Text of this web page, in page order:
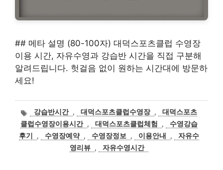
## 메타 설명 (80-100자) 대덕스포츠클럽 수영장
이용 시간, 자유수영과 강습반 시간을 직접 구분해
알려드립니다. 헛걸음 없이 원하는 시간대에 방문하
세요!
태
그
강습반시간 , 대덕스포츠클럽수영장 ,
대덕스포츠
클럽수영장이용시간 , 대덕스포츠클럽체험 ,
수영강습
후기
, 수영장예약 , 수영장정보 , 이용안내 ,
자유수
영리뷰 , 자유수영시간